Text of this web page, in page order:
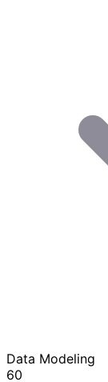
Data Modeling
60